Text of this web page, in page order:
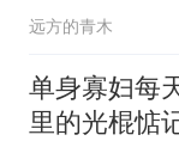
远方的青木
单身寡妇每
里的光棍惦